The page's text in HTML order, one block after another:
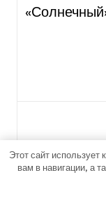
Этот сайт
вам в навигации, а